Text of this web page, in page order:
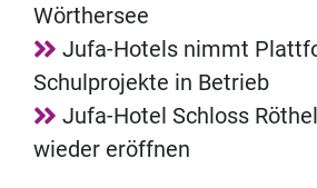
Wörthersee
Jufa-Hotels nimmt
Schulprojekte in Betrieb
Jufa-Hotel Schloss
wieder eröffnen